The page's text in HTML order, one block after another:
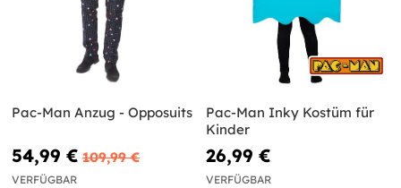
Pac-Man Anzug - Opposuits
54,99 € 109,99 €
VERFÜGBAR
Pac-Man Inky Kostüm für
Kinder
26,99 €
VERFÜGBAR